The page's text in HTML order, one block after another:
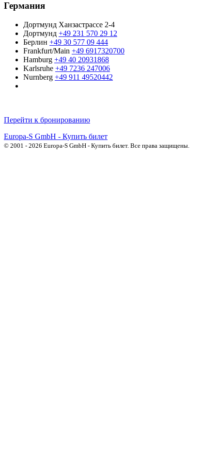
Германия
Дортмунд Ханзастрассе 2-4
Дортмунд +49 231 570 29 12
Берлин +49 30 577 09 444
Frankfurt/Main +49 6917320700
Hamburg +49 40 20931868
Karlsruhe +49 7236 247006
Nurnberg +49 911 49520442
Перейти к бронированию
Europa-S GmbH - Купить билет
© 2001 - 2026 Europa-S GmbH - Купить билет. Все права защищены.